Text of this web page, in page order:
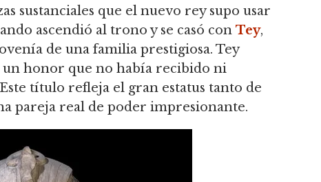
sustanciales que el nuevo rey supo usar
ascendió al trono y se casó con Tey,
de una familia prestigiosa. Tey
un honor que no había recibido ni
título refleja el gran estatus tanto de
pareja real de poder impresionante.